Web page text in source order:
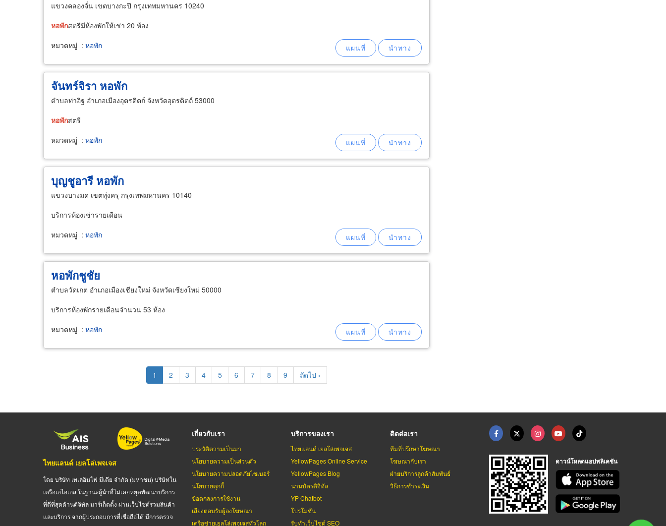
แขวงคลองจั่น เขตบางกะปิ กรุงเทพมหานคร 10240
หอพักสตรีมีห้องพักให้เช่า 20 ห้อง
หมวดหมู่ : หอพัก
จันทร์จิรา หอพัก
ตำบลท่าอิฐ อำเภอเมืองอุตรดิตถ์ จังหวัดอุตรดิตถ์ 53000
หอพักสตรี
หมวดหมู่ : หอพัก
บุญชูอารี หอพัก
แขวงบางมด เขตทุ่งครุ กรุงเทพมหานคร 10140
บริการห้องเช่ารายเดือน
หมวดหมู่ : หอพัก
หอพักชูชัย
ตำบลวัดเกต อำเภอเมืองเชียงใหม่ จังหวัดเชียงใหม่ 50000
บริการห้องพักรายเดือนจำนวน 53 ห้อง
หมวดหมู่ : หอพัก
Current
page
1 Page
2 Page
3 Page
4 Page
5 Page
6 Page
7 Page
8 Page
9
Next
page
ถัดไป ›
ไทยแลนด์ เยลโล่เพจเจส
โดย บริษัท เทเลอินโฟ มีเดีย จำกัด (มหาชน) บริษัทใน
เครือเอไอเอส ในฐานะผู้นำที่ไม่เคยหยุดพัฒนาบริการ
ที่ดีที่สุดด้านดิจิทัล มาร์เก็ตติ้ง ผ่านเว็บไซต์รวมสินค้า
และบริการ จากผู้ประกอบการที่เชื่อถือได้ มีการตรวจ
เกี่ยวกับเรา
ประวัติความเป็นมา
นโยบายความเป็นส่วนตัว
นโยบายความปลอดภัยไซเบอร์
นโยบายคุกกี้
ข้อตกลงการใช้งาน
เสียงตอบรับผู้ลงโฆษณา
เครือข่ายเยลโล่เพจเจสทั่วโลก
บริการของเรา
ไทยแลนด์ เยลโล่เพจเจส
YellowPages Online Service
YellowPages Blog
นามบัตรดิจิทัล
YP Chatbot
โปรโมชั่น
รับทำเว็บไซต์ SEO
ติดต่อเรา
ทีมที่ปรึกษาโฆษณา
โฆษณากับเรา
ฝ่ายบริการลูกค้าสัมพันธ์
วิธีการชำระเงิน
ดาวน์โหลดแอปพลิเคชัน